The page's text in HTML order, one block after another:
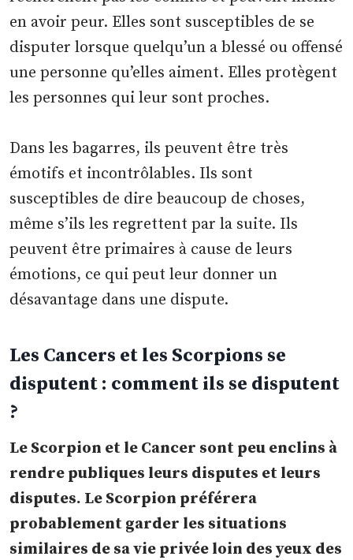
en avoir peur. Elles sont susceptibles de se
disputer lorsque quelqu’un a blessé ou offensé
une personne qu’elles aiment. Elles protègent
les personnes qui leur sont proches.
Dans les bagarres, ils peuvent être très
émotifs et incontrôlables. Ils sont
susceptibles de dire beaucoup de choses,
même s’ils les regrettent par la suite. Ils
peuvent être primaires à cause de leurs
émotions, ce qui peut leur donner un
désavantage dans une dispute.
Les Cancers et les Scorpions se
disputent : comment ils se disputent
?
Le Scorpion et le Cancer sont peu enclins à
rendre publiques leurs disputes et leurs
disputes. Le Scorpion préférera
probablement garder les situations
similaires de sa vie privée loin des yeux des